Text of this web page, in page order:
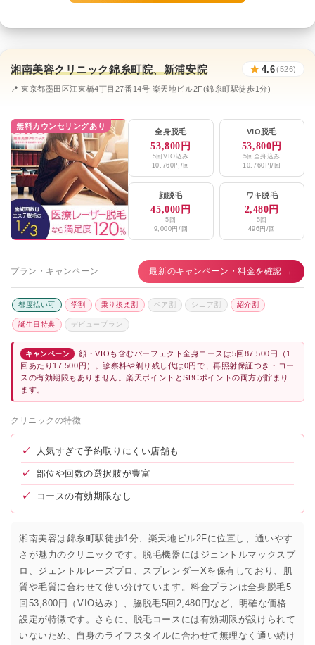
湘南美容クリニック錦糸町院、新浦安院 ★ 4.6(526)
📍 東京都墨田区江東橋4丁目27番14号 楽天地ビル2F(錦糸町駅徒歩1分)
無料カウンセリングあり
全身脱毛
53,800円
5回VIO込み
10,760円/回
VIO脱毛
53,800円
5回全身込み
10,760円/回
顔脱毛
45,000円
5回
9,000円/回
ワキ脱毛
2,480円
5回
496円/回
プラン・キャンペーン 最新のキャンペーン・料金を確認 →
都度払い可 学割 乗り換え割 ペア割 シニア割 紹介割
誕生日特典 デビュープラン
キャンペーン
顔・VIOも含むパーフェクト全身コースは5回87,500円（1
回あたり17,500円）。診察料や剃り残し代は0円で、再照射保証つき・コー
スの有効期限もありません。楽天ポイントとSBCポイントの両方が貯まり
ます。
クリニックの特徴
✓ 人気すぎて予約取りにくい店舗も
✓ 部位や回数の選択肢が豊富
✓ コースの有効期限なし
湘南美容は錦糸町駅徒歩1分、楽天地ビル2Fに位置し、通いやす
さが魅力のクリニックです。脱毛機器にはジェントルマックスプ
ロ、ジェントルレーズプロ、スプレンダーXを保有しており、肌
質や毛質に合わせて使い分けています。料金プランは全身脱毛5
回53,800円（VIO込み）、脇脱毛5回2,480円など、明確な価格
設定が特徴です。さらに、脱毛コースには有効期限が設けられて
いないため、自身のライフスタイルに合わせて無理なく通い続け